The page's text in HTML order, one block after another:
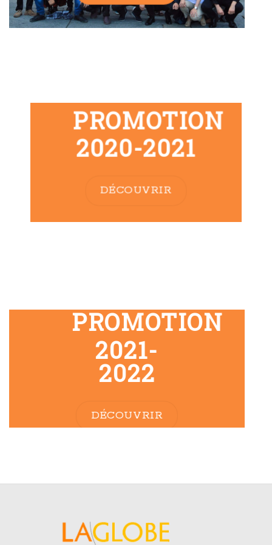
PROMOTION
2020-2021
DÉCOUVRIR
PROMOTION
2021-
2022
DÉCOUVRIR